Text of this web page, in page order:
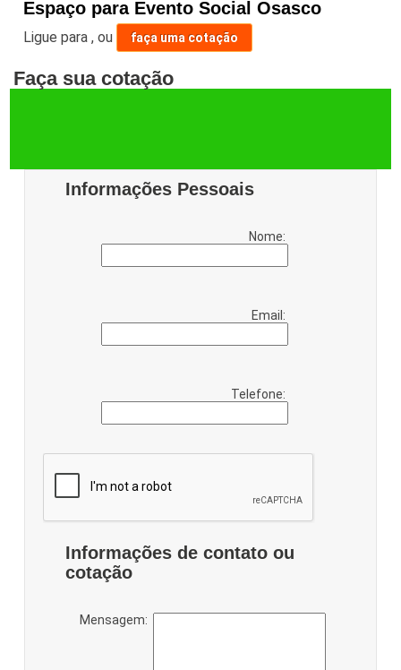
Espaço para Evento Social Osasco
Ligue para,ou faça uma cotação
Faça sua cotação
Informações Pessoais
Nome:
Email:
Telefone:
Informações de contato ou
cotação
Mensagem: